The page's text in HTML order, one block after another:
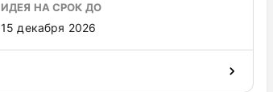
ИДЕЯ НА СРОК ДО
15 декабря 2026